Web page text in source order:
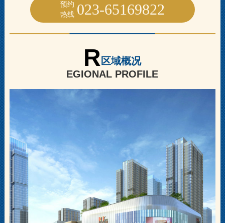
预约
热线 023-65169822
R 区域概况
EGIONAL PROFILE